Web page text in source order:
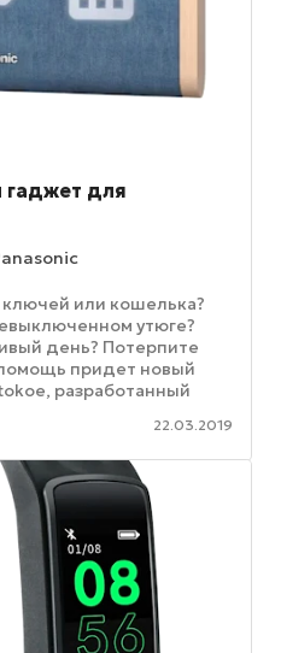
гаджет для
или кошелька?
утюге?
день? Потерпите
придет новый
разработанный
и ...
22.03.2019